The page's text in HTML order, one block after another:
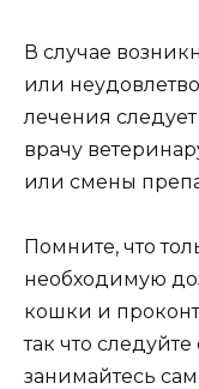
В случае
или
лечения
врачу
или смены
Помните, что
необходимую
кошки и
так что
занимайтесь